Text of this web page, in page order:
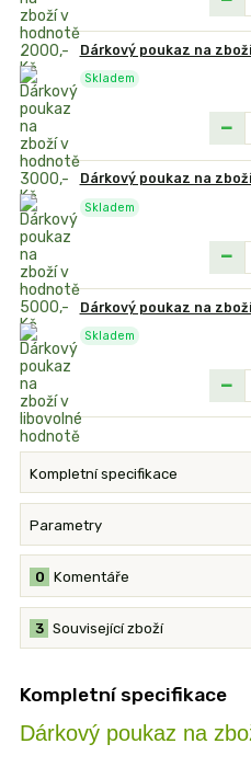
Dárkový poukaz na
Skladem
Dárkový poukaz na
Skladem
Dárkový poukaz na
Skladem
Kompletní specifikace
Parametry
Komentáře
0
Související zboží
3
Kompletní specifikace
Dárkový poukaz na